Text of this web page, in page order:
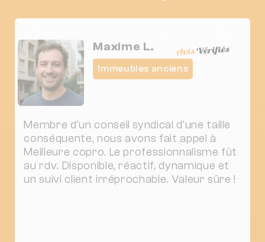
Maxime L.
Immeubles anciens
Membre d'un conseil syndical d'une taille
conséquente, nous avons fait appel à
Meilleure copro. Le professionnalisme fût
au rdv. Disponible, réactif, dynamique et
un suivi client irréprochable. Valeur sûre !